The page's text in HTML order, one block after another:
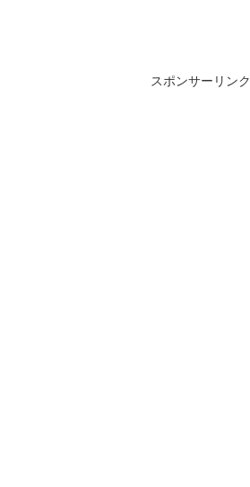
スポンサーリンク